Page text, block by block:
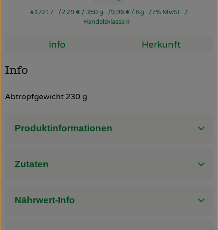
Rezepte
#17217 2,29 € / 350 g 9,96 € / Kg
7% MwSt
Handelsklasse II
Info Herkunft
Info
Abtropfgewicht 230 g
Produktinformationen
Zutaten
Nährwert-Info